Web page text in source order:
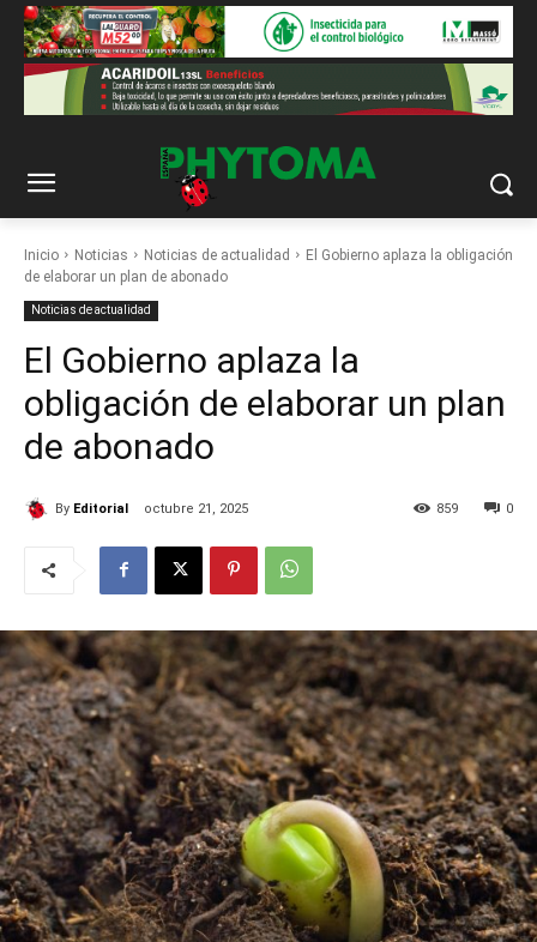
Inicio Noticias Noticias de actualidad
El Gobierno aplaza la obligación
de elaborar un plan de abonado
Noticias de actualidad
El Gobierno aplaza la
obligación de elaborar un plan
de abonado
By Editorial octubre 21, 2025 0
859